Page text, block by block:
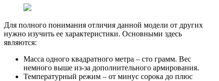
Для полного понимания отличия данной модели от других
нужно изучить ее характеристики. Основными здесь
являются:
Масса одного квадратного метра – сто грамм. Вес
немного выше из-за дополнительного армирования.
Температурный режим – от минус сорока до плюс